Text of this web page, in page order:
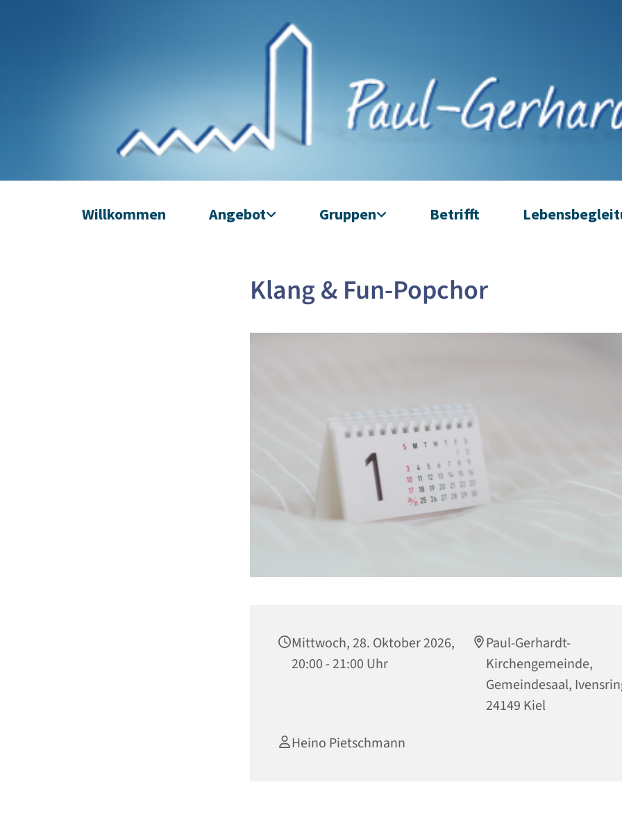
Willkommen Angebot Gruppen Betrifft
Klang & Fun-Popchor
Mittwoch, 28. Oktober 2026,
20:00 - 21:00 Uhr
Paul-Gerhardt-
Kirchengemeinde,
Gemeindesaal,
24149 Kiel
Heino Pietschmann